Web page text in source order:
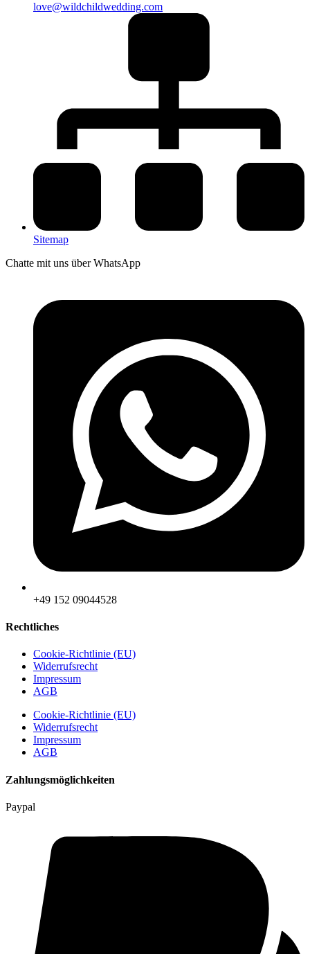
love@wildchildwedding.com
Sitemap
Chatte mit uns über WhatsApp
‪+49 152 09044528
Rechtliches
Cookie-Richtlinie (EU)
Widerrufsrecht
Impressum
AGB
Cookie-Richtlinie (EU)
Widerrufsrecht
Impressum
AGB
Zahlungsmöglichkeiten
Paypal